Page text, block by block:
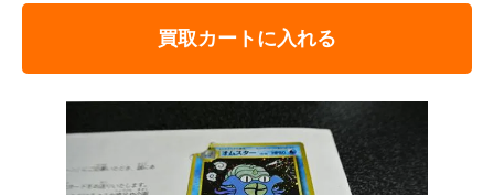
買取カートに入れる